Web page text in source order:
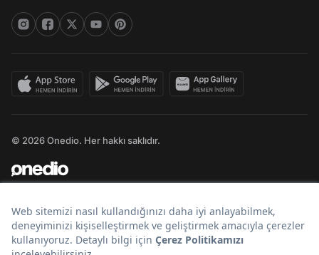
© 2026 Onedio. Her hakkı saklıdır.
Bir markasıdır.